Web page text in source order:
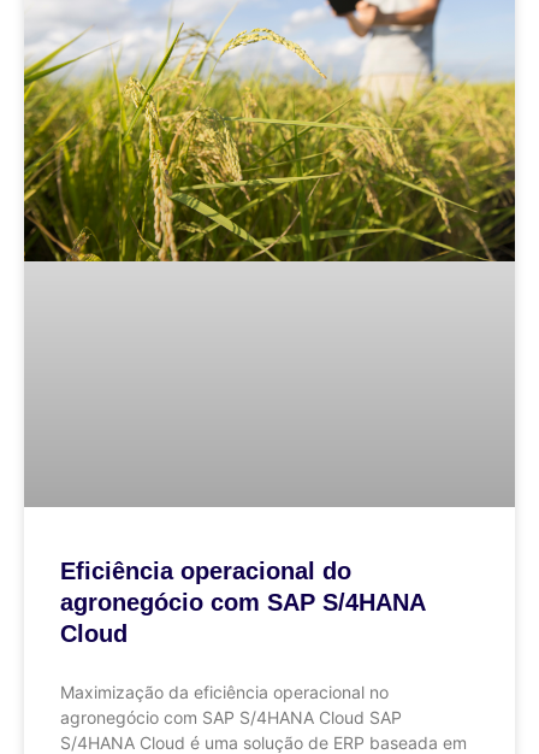
Eficiência operacional do
agronegócio com SAP S/4HANA
Cloud
Maximização da eficiência operacional no
agronegócio com SAP S/4HANA Cloud SAP
S/4HANA Cloud é uma solução de ERP baseada em